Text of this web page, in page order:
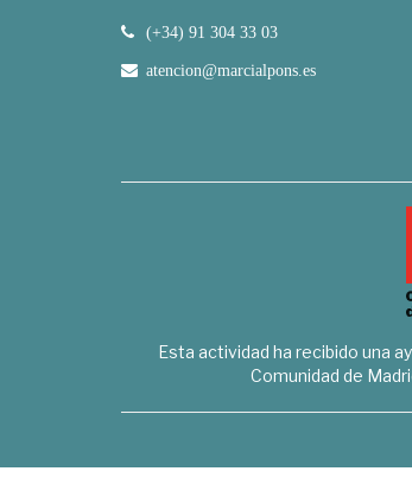
(+34) 91 304 33 03
atencion@marcialpons.es
Esta actividad ha recibido una
Comunidad de